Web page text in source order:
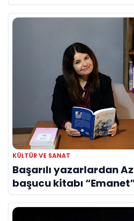
Evreni ‘AVENOİR’
KÜLTÜR VE SANAT
Başarılı yazarlardan
başucu kitabı
yerini aldı